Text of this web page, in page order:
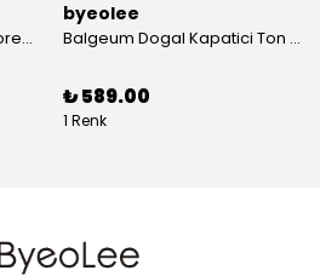
AHA BHA PHA Maekkeun Kore Kagit Maske | Olu Deri
byeolee
Balgeum Dogal Kapatici Ton Esitleyici Krem 50gr
₺ 589.00
1 Renk